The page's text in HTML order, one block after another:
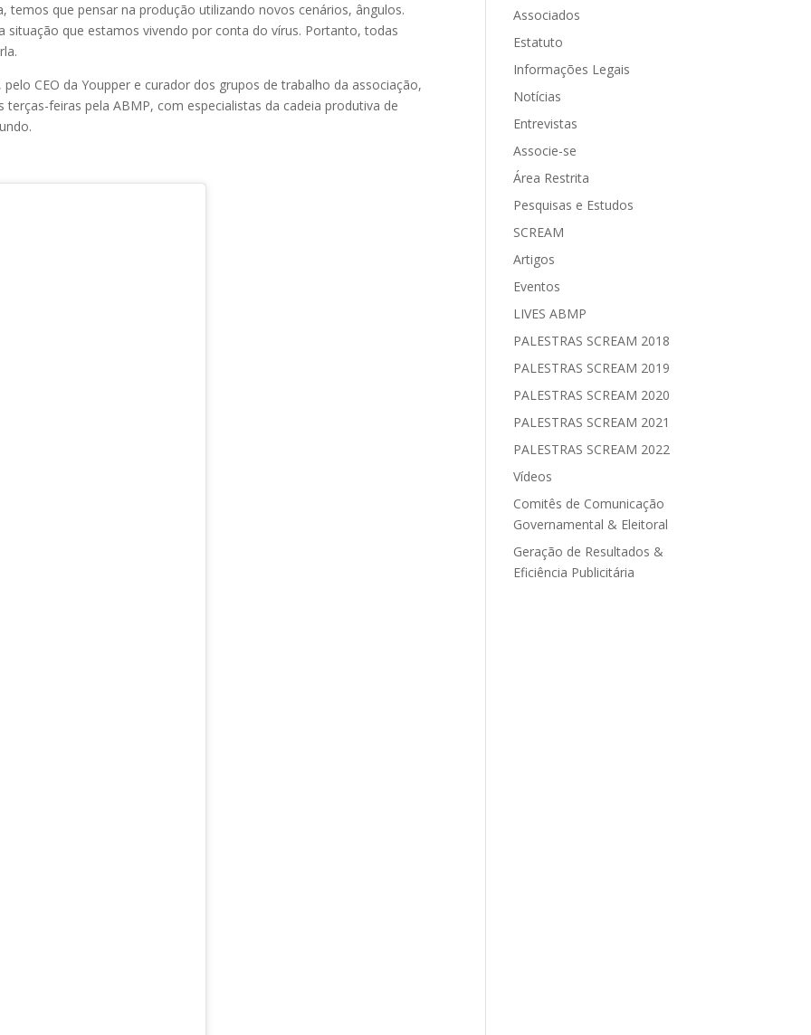
que pensar na produção utilizando novos cenários, ângulos.
situação que estamos vivendo por conta do vírus. Portanto, todas
CEO da Youpper e curador dos grupos de trabalho da associação,
feiras pela ABMP, com especialistas da cadeia produtiva de
Associados
Estatuto
Informações Legais
Notícias
Entrevistas
Associe-se
Área Restrita
Pesquisas e Estudos
SCREAM
Artigos
Eventos
LIVES ABMP
PALESTRAS SCREAM 2018
PALESTRAS SCREAM 2019
PALESTRAS SCREAM 2020
PALESTRAS SCREAM 2021
PALESTRAS SCREAM 2022
Vídeos
Comitês de Comunicação
Governamental & Eleitoral
Geração de Resultados &
Eficiência Publicitária